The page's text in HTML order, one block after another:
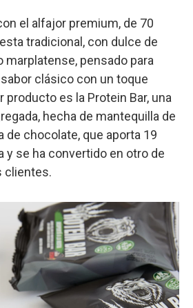
el alfajor premium, de 70
tradicional, con dulce de
marplatense, pensado para
clásico con un toque
es la Protein Bar, una
hecha de mantequilla de
de chocolate, que aporta 19
y se ha convertido en otro de
clientes.